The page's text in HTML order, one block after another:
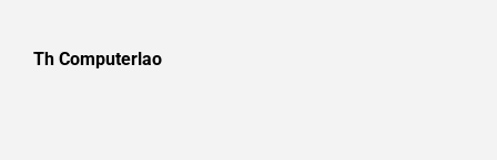
Th Computerlao